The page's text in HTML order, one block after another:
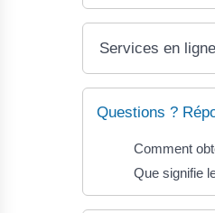
Services en
Questions ?
Comment
Que signifie